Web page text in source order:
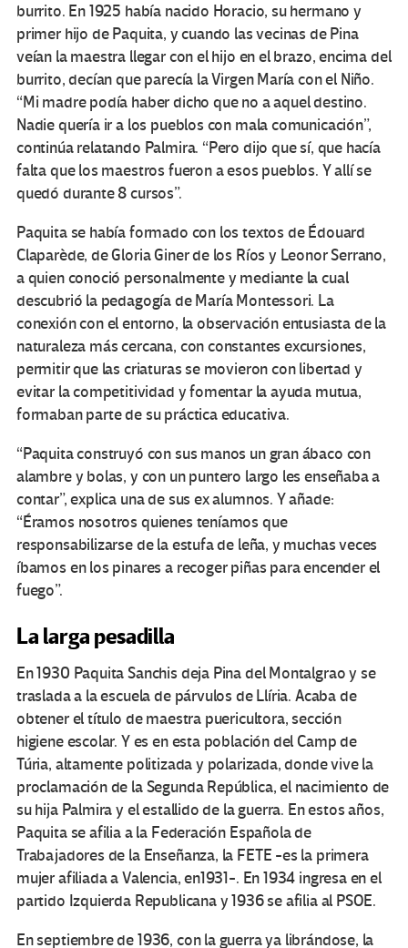
burrito. En 1925 había nacido Horacio, su hermano y
primer hijo de Paquita, y cuando las vecinas de Pina
veían la maestra llegar con el hijo en el brazo, encima del
burrito, decían que parecía la Virgen María con el Niño.
“Mi madre podía haber dicho que no a aquel destino.
Nadie quería ir a los pueblos con mala comunicación”,
continúa relatando Palmira. “Pero dijo que sí, que hacía
falta que los maestros fueron a esos pueblos. Y allí se
quedó durante 8 cursos”.
Paquita se había formado con los textos de Édouard
Claparède, de Gloria Giner de los Ríos y Leonor Serrano,
a quien conoció personalmente y mediante la cual
descubrió la pedagogía de María Montessori. La
conexión con el entorno, la observación entusiasta de la
naturaleza más cercana, con constantes excursiones,
permitir que las criaturas se movieron con libertad y
evitar la competitividad y fomentar la ayuda mutua,
formaban parte de su práctica educativa.
“Paquita construyó con sus manos un gran ábaco con
alambre y bolas, y con un puntero largo les enseñaba a
contar”, explica una de sus ex alumnos. Y añade:
“Éramos nosotros quienes teníamos que
responsabilizarse de la estufa de leña, y muchas veces
íbamos en los pinares a recoger piñas para encender el
fuego”.
La larga pesadilla
En 1930 Paquita Sanchis deja Pina del Montalgrao y se
traslada a la escuela de párvulos de Llíria. Acaba de
obtener el título de maestra puericultora, sección
higiene escolar. Y es en esta población del Camp de
Túria, altamente politizada y polarizada, donde vive la
proclamación de la Segunda República, el nacimiento de
su hija Palmira y el estallido de la guerra. En estos años,
Paquita se afilia a la Federación Española de
Trabajadores de la Enseñanza, la FETE -es la primera
mujer afiliada a Valencia, en1931-. En 1934 ingresa en el
partido Izquierda Republicana y 1936 se afilia al PSOE.
En septiembre de 1936, con la guerra ya librándose, la